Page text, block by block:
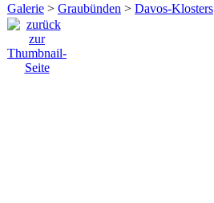
Galerie > Graubünden > Davos-Klosters